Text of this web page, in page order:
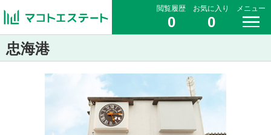
閲覧履歴
0
お気に入り
0
メニュー
忠海港